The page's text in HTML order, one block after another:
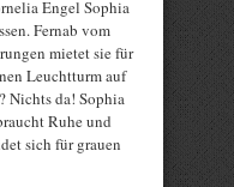
Engel Sophia
Fernab vom
mietet sie für
Leuchtturm auf
Nichts da! Sophia
Ruhe und
sich für grauen